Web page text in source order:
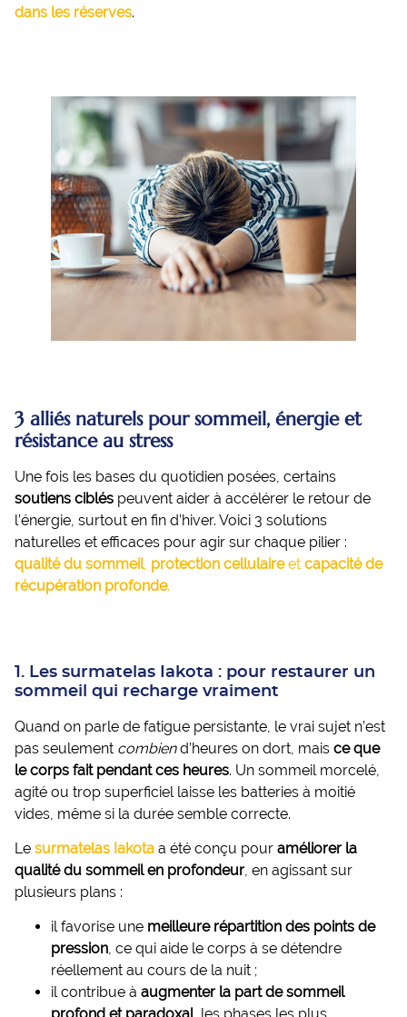
dans les réserves.
3 alliés naturels pour sommeil, énergie et
résistance au stress
Une fois les bases du quotidien posées, certains
soutiens ciblés peuvent aider à accélérer le retour de
l’énergie, surtout en fin d’hiver. Voici 3 solutions
naturelles et efficaces pour agir sur chaque pilier :
qualité du sommeil, protection cellulaireet capacité de
récupération profonde.
1. Les surmatelas Iakota : pour restaurer un
sommeil qui recharge vraiment
Quand on parle de fatigue persistante, le vrai sujet n’est
pas seulement combiend’heures on dort, mais ce que
le corps fait pendant ces heures. Un sommeil morcelé,
agité ou trop superficiel laisse les batteries à moitié
vides, même si la durée semble correcte.
Le surmatelas Iakota a été conçu pour améliorer la
qualité du sommeil en profondeur, en agissant sur
plusieurs plans :
il favorise une meilleure répartition des points de
pression, ce qui aide le corps à se détendre
réellement au cours de la nuit ;
il contribue à augmenter la part de sommeil